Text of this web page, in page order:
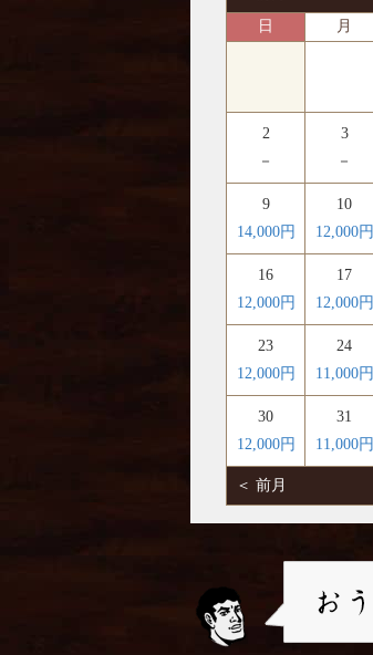
日
月
2
－
3
－
9
14,000円
10
12,000円
16
12,000円
17
12,000円
23
12,000円
24
11,000円
30
12,000円
31
11,000円
＜ 前月